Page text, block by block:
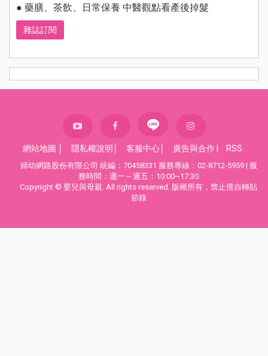
● 藥膳、茶飲、日常保養 中醫觀點看產後掉髮
雜誌訂閱
網站地圖 隱私權說明 客服中心 廣告與合作 RSS
婦幼網路股份有限公司 統編：70458331 服務專線：02-8712-5959 | 服
務時間：週一～週五：10:00~17:30
Copyright © 嬰兒與母親. All rights reserved. 版權所有，禁止擅自轉貼
節錄